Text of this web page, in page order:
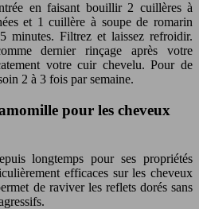
en faisant bouillir 2 cuillères à
et 1 cuillère à soupe de romarin
minutes. Filtrez et laissez refroidir.
dernier rinçage après votre
votre cuir chevelu. Pour de
2 à 3 fois par semaine.
pour les cheveux
longtemps pour ses propriétés
efficaces sur les cheveux
de raviver les reflets dorés sans